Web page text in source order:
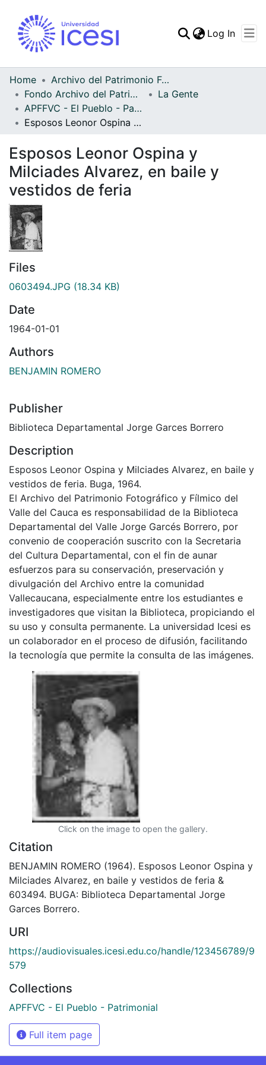
Statistics
Log In
Home
Archivo del Patrimonio Fotográfico y Fílmico del Valle del Cauca
Fondo Archivo del Patrimonio Fotográfico y Fílmico del Valle del Cauca
La Gente
APFFVC - El Pueblo - Patrimonial
Esposos Leonor Ospina y Milciades Alvarez, en baile y vestidos de feria
Esposos Leonor Ospina y
Milciades Alvarez, en baile y
vestidos de feria
Files
0603494.JPG (18.34 KB)
Date
1964-01-01
Authors
BENJAMIN ROMERO
Publisher
Biblioteca Departamental Jorge Garces Borrero
Description
Esposos Leonor Ospina y Milciades Alvarez, en baile y
vestidos de feria. Buga, 1964.
El Archivo del Patrimonio Fotográfico y Fílmico del
Valle del Cauca es responsabilidad de la Biblioteca
Departamental del Valle Jorge Garcés Borrero, por
convenio de cooperación suscrito con la Secretaria
del Cultura Departamental, con el fin de aunar
esfuerzos para su conservación, preservación y
divulgación del Archivo entre la comunidad
Vallecaucana, especialmente entre los estudiantes e
investigadores que visitan la Biblioteca, propiciando el
su uso y consulta permanente. La universidad Icesi es
un colaborador en el proceso de difusión, facilitando
la tecnología que permite la consulta de las imágenes.
Click on the image to open the gallery.
Citation
BENJAMIN ROMERO (1964). Esposos Leonor Ospina y
Milciades Alvarez, en baile y vestidos de feria &
603494. BUGA: Biblioteca Departamental Jorge
Garces Borrero.
URI
https://audiovisuales.icesi.edu.co/handle/123456789/9
579
Collections
APFFVC - El Pueblo - Patrimonial
Full item page